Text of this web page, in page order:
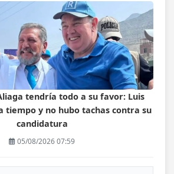
tendría todo a su favor: Luis
tiempo y no hubo tachas contra su
candidatura
05/08/2026 07:59